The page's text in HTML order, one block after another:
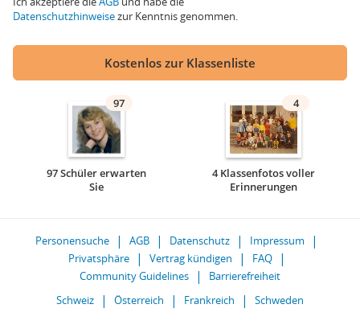
Datenschutzhinweisezur Kenntnis genommen.
Kostenlos zur Klassenliste
97
97 Schüler erwarten
Sie
4
4 Klassenfotos voller
Erinnerungen
Personensuche AGB Datenschutz
Impressum
Privatsphäre
Vertrag kündigen
FAQ
Community Guidelines
Barrierefreiheit
Schweiz
Österreich Frankreich Schweden